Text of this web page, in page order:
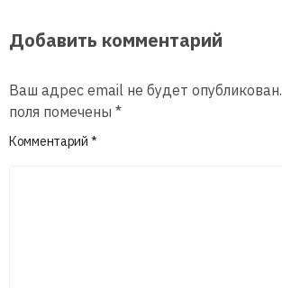
Добавить комментарий
Ваш адрес email не будет опубликован.
поля помечены *
Комментарий *